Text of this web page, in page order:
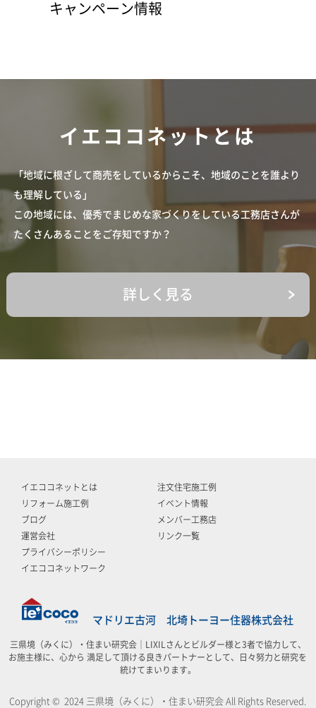
キャンペーン情報
イエココネットとは
「地域に根ざして商売をしているからこそ、地域のことを誰より
も理解している」
この地域には、優秀でまじめな家づくりをしている工務店さんが
たくさんあることをご存知ですか？
詳しく見る
イエココネットとは
注文住宅施工例
リフォーム施工例
イベント情報
ブログ
メンバー工務店
運営会社
リンク一覧
プライバシーポリシー
イエココネットワーク
マドリエ古河 北埼トーヨー住器株式会社
三県境（みくに）・住まい研究会｜LIXILさんとビルダー様と3者で協力して、
お施主様に、心から 満足して頂ける良きパートナーとして、日々努力と研究を
統けてまいります。
Copyright © 2024 三県境（みくに）・住まい研究会 All Rights Reserved.